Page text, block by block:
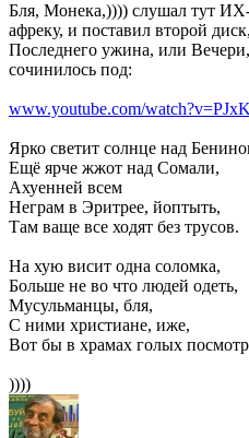
Бля, Монека,)))) слушал тут
афреку, и поставил второй
Последнего ужина, или
сочинилось под:
www.youtube.com/
Ярко светит солнце над
Ещё ярче жжот над Сомали,
Ахуенней всем
Неграм в Эритрее, йоптыть,
Там ваще все ходят без трусов.
На хую висит одна соломка,
Больше не во что людей одеть,
Мусульманцы, бля,
С ними христиане, иже,
Вот бы в храмах голых
))))